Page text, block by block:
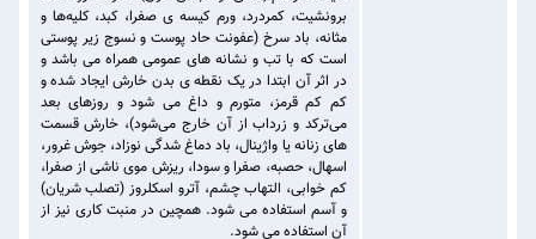
برونشیت، کمردرد، ورم کیسه ی صفرا، کبد، کلیه‌ها و
مثانه، باد سرخ (عفونت حاد پوست و نسوج زیر پوستی
است که با تب و نشانه های عمومی همراه می باشد و
در اثر آن ابتدا در یک نقطه ی بدن خارش ایجاد شده و
کم کم قرمز، متورم و داغ می شود و روزهای بعد
می‌ترکد و زرداب از آن خارج می‌شود)، خارش قسمت
های زنانه یا واژینال، باد دماغ شدگی نوزاد، جوش غرور،
اسهال، حصبه، صفرا و سودا، ریزش موی ناشی از صفرا،
کم خوابی، التهاب چشم، آترو اسکلروز (تصلب شريان)
و آسم استفاده می شود. همچین در منبت کاری نیز از
آن استفاده می شود.